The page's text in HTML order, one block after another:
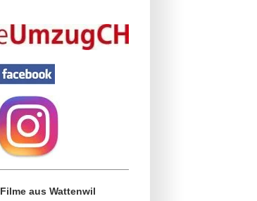
Filme aus Wattenwil